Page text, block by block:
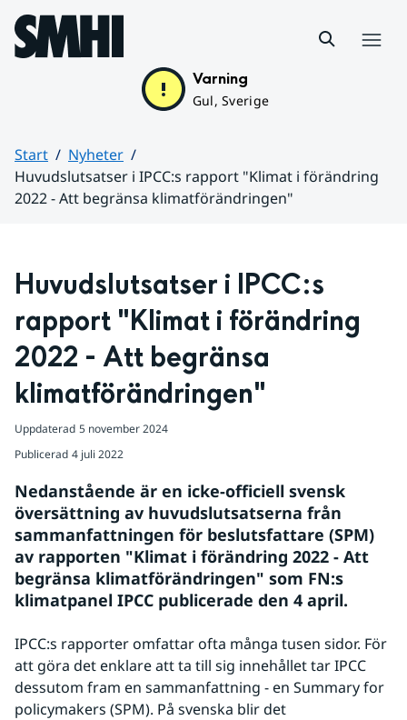
Hoppa till sidans innehåll
Varning
Gul, Sverige
Start
Nyheter
Huvudslutsatser i IPCC:s rapport "Klimat i förändring
2022 - Att begränsa klimatförändringen"
Huvudslutsatser i IPCC:s
rapport "Klimat i förändring
2022 - Att begränsa
klimatförändringen"
Uppdaterad 5 november 2024
Publicerad 4 juli 2022
Nedanstående är en icke-officiell svensk
översättning av huvudslutsatserna från
sammanfattningen för beslutsfattare (SPM)
av rapporten "Klimat i förändring 2022 - Att
begränsa klimatförändringen" som FN:s
klimatpanel IPCC publicerade den 4 april.
IPCC:s rapporter omfattar ofta många tusen sidor. För
att göra det enklare att ta till sig innehållet tar IPCC
dessutom fram en sammanfattning - en Summary for
policymakers (SPM). På svenska blir det